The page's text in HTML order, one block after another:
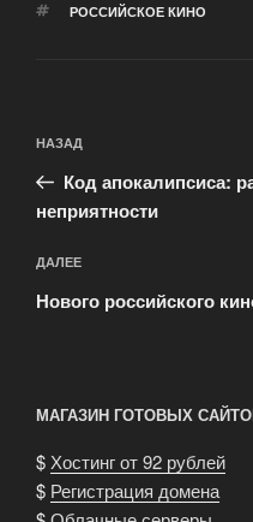
МЕТКИ
РОССИЙСКОЕ КИНО
по
записям
Предыдущая
запись:
НАЗАД
Код апокалипсиса:
неприятности
Следующая
запись
ДАЛЕЕ
Нового российского
МАГАЗИН ГОТОВЫХ
$ Хостинг от 92 рублей
$ Регистрация домена